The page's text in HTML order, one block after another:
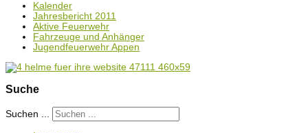
Kalender
Jahresbericht 2011
Aktive Feuerwehr
Fahrzeuge und Anhänger
Jugendfeuerwehr Appen
Suche
Suchen ...